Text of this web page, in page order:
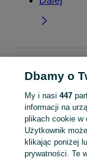
naukowe -
KATEGORIA
Dbamy o
My i nasi 447
informacji na
plikach cookie w
Użytkownik
klikając poniżej
prywatności. Te